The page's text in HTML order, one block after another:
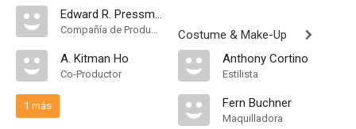
Edward R. Pressman Film
Compañía de Produccion
A. Kitman Ho
Co-Productor
1 más
Costume & Make-Up
Anthony Cortino
Estilista
Fern Buchner
Maquilladora